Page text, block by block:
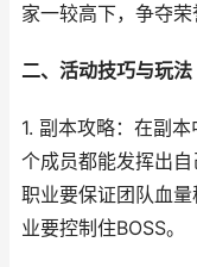
家一较高下，争夺荣
二、活动技巧与玩法
1. 副本攻略：在副
个成员都能发挥出
职业要保证团队血
业要控制住BOSS。